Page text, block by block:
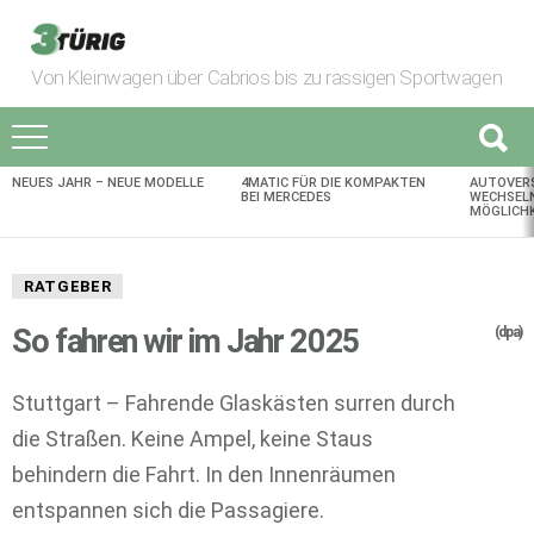
Von Kleinwagen über Cabrios bis zu rassigen Sportwagen
AKTUELLES
NEUES JAHR – NEUE MODELLE
4MATIC FÜR DIE KOMPAKTEN
BEI MERCEDES
RATGEBER
So fahren wir im Jahr 2025 (dpa)
Stuttgart – Fahrende Glaskästen surren durch
die Straßen. Keine Ampel, keine Staus
behindern die Fahrt. In den Innenräumen
entspannen sich die Passagiere.